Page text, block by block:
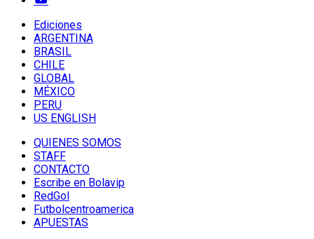
Ediciones
ARGENTINA
BRASIL
CHILE
GLOBAL
MÉXICO
PERU
US ENGLISH
QUIENES SOMOS
STAFF
CONTACTO
Escribe en Bolavip
RedGol
Futbolcentroamerica
APUESTAS